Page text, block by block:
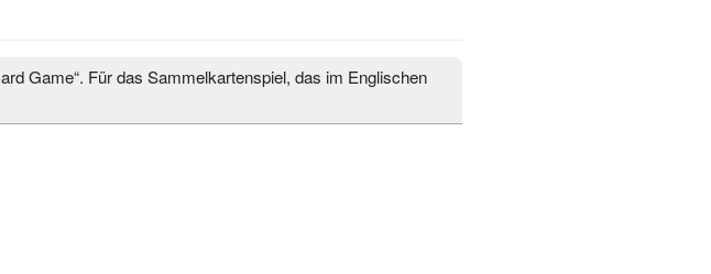
Game“. Für das Sammelkartenspiel, das im Englischen